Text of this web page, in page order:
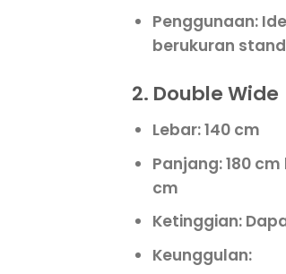
Penggunaan:
berukuran
2. Double Wide
Lebar: 140 cm
Panjang: 180
cm
Ketinggian:
Keunggulan: